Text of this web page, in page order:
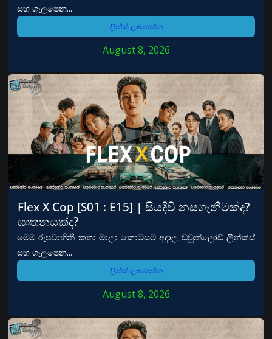
සහ ගැලපෙන...
ලින්ක් ලබාගන්න
August 8, 2026
Flex X Cop [S01 : E15] | සියදිවි නසගැනීමක්ද?
ඝාතනයක්ද?
මෙම රුපවාහිනී කතා මාලා කොටසට අදාල ඩවුන්ලෝඩ් ලින්ක්ස්
සහ ගැලපෙන...
ලින්ක් ලබාගන්න
August 8, 2026